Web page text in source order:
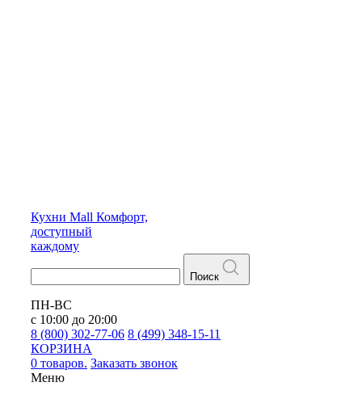
Кухни Mall Комфорт,
доступный
каждому
Поиск
ПН-ВС
с 10:00 до 20:00
8 (800) 302-77-06 8 (499) 348-15-11
КОРЗИНА
0 товаров. Заказать звонок
Меню